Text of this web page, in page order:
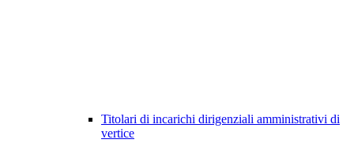
Titolari di incarichi dirigenziali amministrativi di
vertice